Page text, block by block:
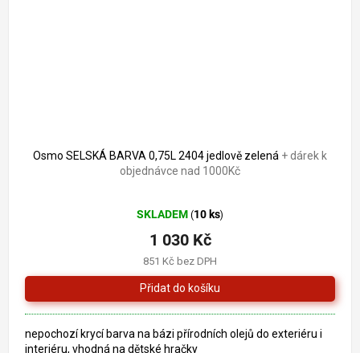
Osmo SELSKÁ BARVA 0,75L 2404 jedlově zelená + dárek k
objednávce nad 1000Kč
hodnocení
produktu
je
5,0
z
5
hvězdiček.
SKLADEM (10 ks)
851 Kč bez DPH
1 030 Kč
nepochozí krycí barva na bázi přírodních olejů do exteriéru i
interiéru, vhodná na dětské hračky